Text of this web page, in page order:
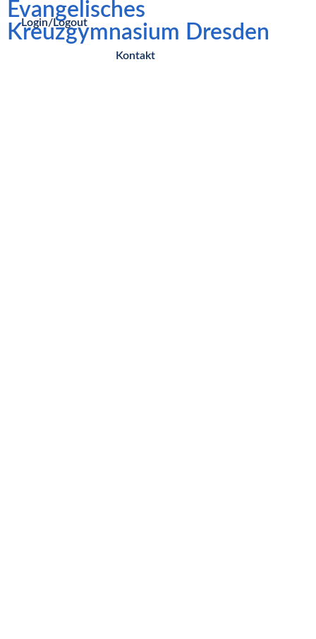
Evangelisches
Kreuzgymnasium Dresden
Login/Logout
Kontakt